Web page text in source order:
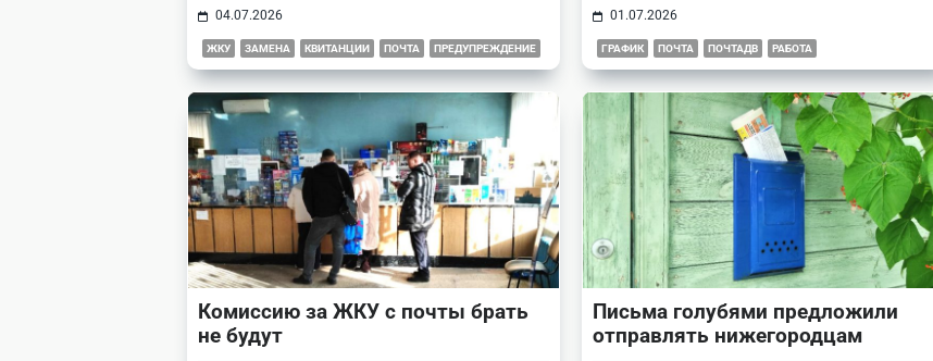
04.07.2026
ЖКУ ЗАМЕНА КВИТАНЦИИ ПОЧТА ПРЕДУПРЕЖДЕНИЕ
01.07.2026
ГРАФИК ПОЧТА ПОЧТАДВ РАБОТА
Комиссию за ЖКУ с почты брать
не будут
Письма голубями предложили
отправлять нижегородцам